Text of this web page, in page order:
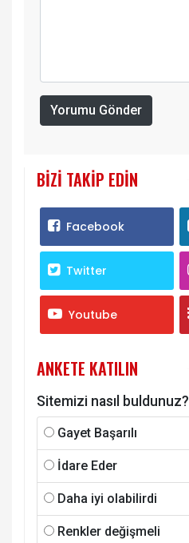
Yorumu Gönder
BIZI TAKIP EDIN
Facebook
Twitter
Youtube
ANKETE KATILIN
Sitemizi nasıl buldunuz?
Gayet Başarılı
İdare Eder
Daha iyi olabilirdi
Renkler değişmeli